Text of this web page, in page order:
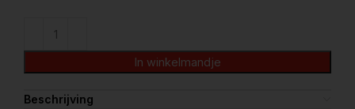
In winkelmandje
Beschrijving